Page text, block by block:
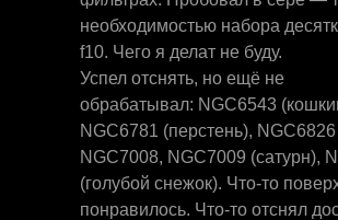
необходимостью набора
f10. Чего я делат не буду.
Успел отснять, но ещё не
обрабатывал: NGC6543
NGC6781 (перстень),
NGC7008, NGC7009 (сатурн),
(голубой снежок). Что-то
понравилось. Что-то отснял